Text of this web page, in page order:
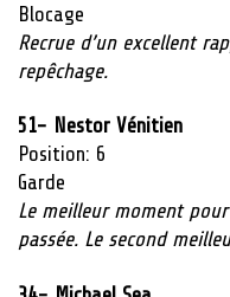
Blocage
Recrue d’un excellent
repêchage.
51- Nestor Vénitien
Position: 6
Garde
Le meilleur moment
passée. Le second